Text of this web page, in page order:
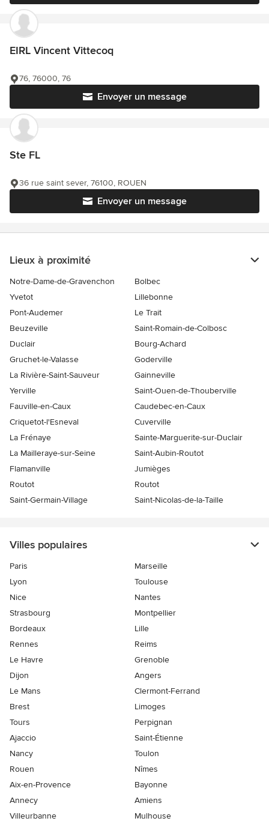
EIRL Vincent Vittecoq
Envoyer un message
76, 76000, 76
Ste FL
Envoyer un message
36 rue saint sever, 76100, ROUEN
Lieux à proximité
Notre-Dame-de-Gravenchon
Bolbec
Yvetot
Lillebonne
Pont-Audemer
Le Trait
Beuzeville
Saint-Romain-de-Colbosc
Duclair
Bourg-Achard
Gruchet-le-Valasse
Goderville
La Rivière-Saint-Sauveur
Gainneville
Yerville
Saint-Ouen-de-Thouberville
Fauville-en-Caux
Caudebec-en-Caux
Criquetot-l'Esneval
Cuverville
La Frénaye
Sainte-Marguerite-sur-Duclair
La Mailleraye-sur-Seine
Saint-Aubin-Routot
Flamanville
Jumièges
Routot
Routot
Saint-Germain-Village
Saint-Nicolas-de-la-Taille
Villes populaires
Paris
Marseille
Lyon
Toulouse
Nice
Nantes
Strasbourg
Montpellier
Bordeaux
Lille
Rennes
Reims
Le Havre
Grenoble
Dijon
Angers
Le Mans
Clermont-Ferrand
Brest
Limoges
Tours
Perpignan
Ajaccio
Saint-Étienne
Nancy
Toulon
Rouen
Nîmes
Aix-en-Provence
Bayonne
Annecy
Amiens
Villeurbanne
Mulhouse